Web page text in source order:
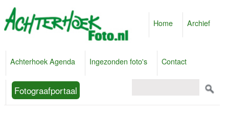
Home Archief
Achterhoek Agenda Ingezonden foto's Contact
Fotograafportaal